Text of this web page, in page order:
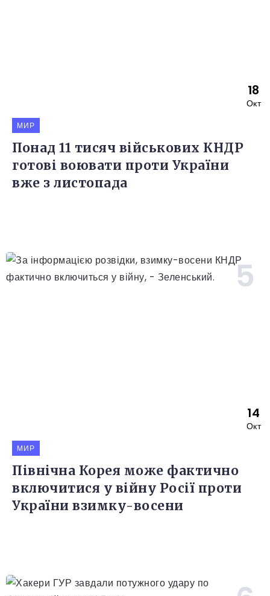
18
Окт
МИР
Понад 11 тисяч військових КНДР
готові воювати проти України
вже з листопада
14
Окт
МИР
Північна Корея може фактично
включитися у війну Росії проти
України взимку-восени